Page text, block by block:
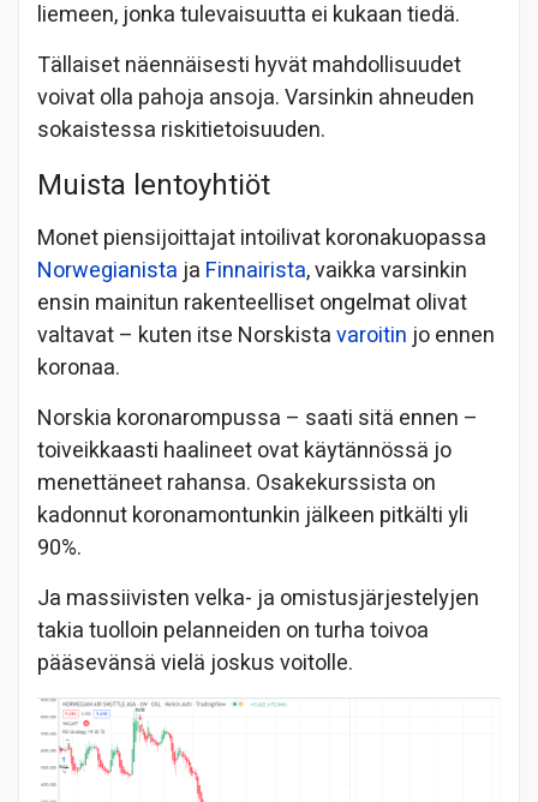
liemeen, jonka tulevaisuutta ei kukaan tiedä.
Tällaiset näennäisesti hyvät mahdollisuudet
voivat olla pahoja ansoja. Varsinkin ahneuden
sokaistessa riskitietoisuuden.
Muista lentoyhtiöt
Monet piensijoittajat intoilivat koronakuopassa
Norwegianista ja Finnairista, vaikka varsinkin
ensin mainitun rakenteelliset ongelmat olivat
valtavat – kuten itse Norskistavaroitin jo ennen
koronaa.
Norskia koronarompussa – saati sitä ennen –
toiveikkaasti haalineet ovat käytännössä jo
menettäneet rahansa. Osakekurssista on
kadonnut koronamontunkin jälkeen pitkälti yli
90%.
Ja massiivisten velka- ja omistusjärjestelyjen
takia tuolloin pelanneiden on turha toivoa
pääsevänsä vielä joskus voitolle.